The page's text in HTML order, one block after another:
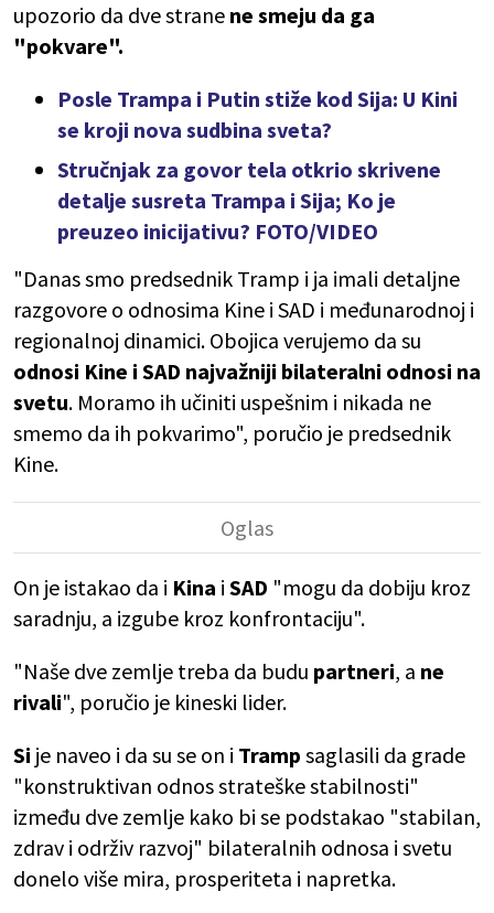
upozorio da dve strane ne smeju da ga
"pokvare".
Posle Trampa i Putin stiže kod Sija: U Kini
se kroji nova sudbina sveta?
Stručnjak za govor tela otkrio skrivene
detalje susreta Trampa i Sija; Ko je
preuzeo inicijativu? FOTO/VIDEO
"Danas smo predsednik Tramp i ja imali detaljne
razgovore o odnosima Kine i SAD i međunarodnoj i
regionalnoj dinamici. Obojica verujemo da su
odnosi Kine i SAD najvažniji bilateralni odnosi na
svetu. Moramo ih učiniti uspešnim i nikada ne
smemo da ih pokvarimo", poručio je predsednik
Kine.
On je istakao da i Kina i SAD "mogu da dobiju kroz
saradnju, a izgube kroz konfrontaciju".
"Naše dve zemlje treba da budu partneri, a ne
rivali", poručio je kineski lider.
Si je naveo i da su se on i Tramp saglasili da grade
"konstruktivan odnos strateške stabilnosti"
između dve zemlje kako bi se podstakao "stabilan,
zdrav i održiv razvoj" bilateralnih odnosa i svetu
donelo više mira, prosperiteta i napretka.